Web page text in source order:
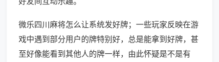
微乐四川麻将怎么让系统发好牌；一些玩家反映在游
戏中遇到部分用户的牌特别好，总是能拿到好牌，甚
至好像能看到其他人的牌一样，由此怀疑是不是有